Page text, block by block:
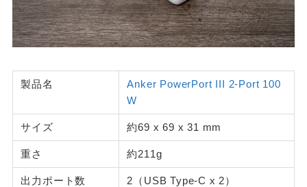
製品名
Anker PowerPort III 2-Port 100
W
サイズ 約69 x 69 x 31 mm
重さ 約211g
出力ポート数 2（USB Type-C x 2）